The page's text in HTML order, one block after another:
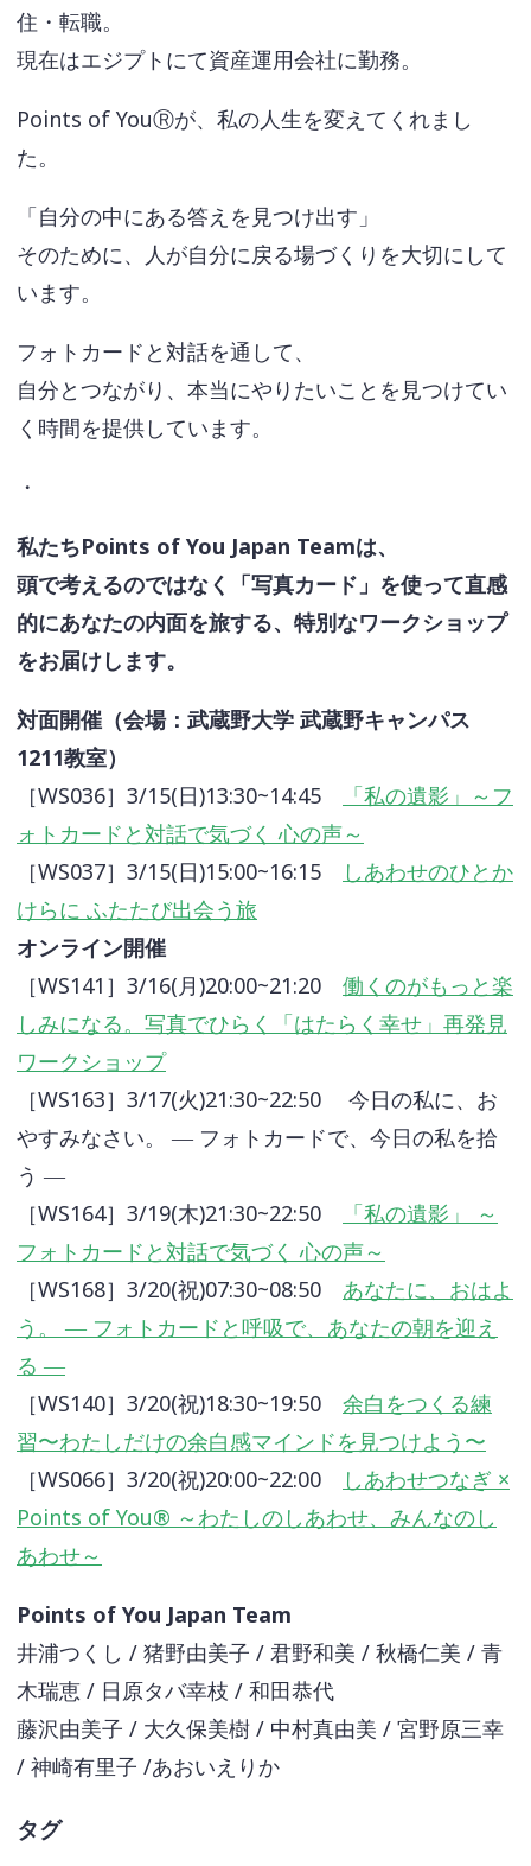
住・転職。
現在はエジプトにて資産運用会社に勤務。
Points of YouⓇが、私の人生を変えてくれまし
た。
「自分の中にある答えを見つけ出す」
そのために、人が自分に戻る場づくりを大切にして
います。
フォトカードと対話を通して、
自分とつながり、本当にやりたいことを見つけてい
く時間を提供しています。
・
私たちPoints of You Japan Teamは、
頭で考えるのではなく「写真カード」を使って直感
的にあなたの内面を旅する、特別なワークショップ
をお届けします。
対面開催（会場：武蔵野大学 武蔵野キャンパス
1211教室）
［WS036］3/15(日)13:30~14:45
「私の遺影」～フ
ォトカードと対話で気づく 心の声～
［WS037］3/15(日)15:00~16:15
しあわせのひとか
けらに ふたたび出会う旅
オンライン開催
［WS141］3/16(月)20:00~21:20働くのがもっと楽
しみになる。写真でひらく「はたらく幸せ」再発見
ワークショップ
［WS163］3/17(火)21:30~22:50 今日の私に、お
やすみなさい。 ― フォトカードで、今日の私を拾
う ―
［WS164］3/19(木)21:30~22:50
「私の遺影」 ～
フォトカードと対話で気づく 心の声～
［WS168］3/20(祝)07:30~08:50 あなたに、おはよ
う。 ― フォトカードと呼吸で、あなたの朝を迎え
る ―
［WS140］3/20(祝)18:30~19:50余白をつくる練
習〜わたしだけの余白感マインドを見つけよう〜
［WS066］3/20(祝)20:00~22:00
しあわせつなぎ ×
Points of You® ～わたしのしあわせ、みんなのし
あわせ～
Points of You Japan Team
井浦つくし / 猪野由美子 / 君野和美 / 秋橋仁美 / 青
木瑞恵 / 日原タバ幸枝 / 和田恭代
藤沢由美子 / 大久保美樹 / 中村真由美 / 宮野原三幸
/ 神崎有里子 /あおいえりか
タグ